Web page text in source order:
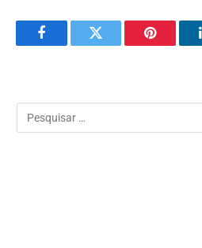
FacebookTwitter Pinterest